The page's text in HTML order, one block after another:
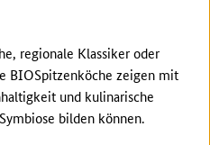
regionale Klassiker oder
BIOSpitzenköche zeigen mit
und kulinarische
bilden können.